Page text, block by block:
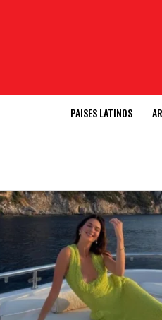
PAISES LATINOS